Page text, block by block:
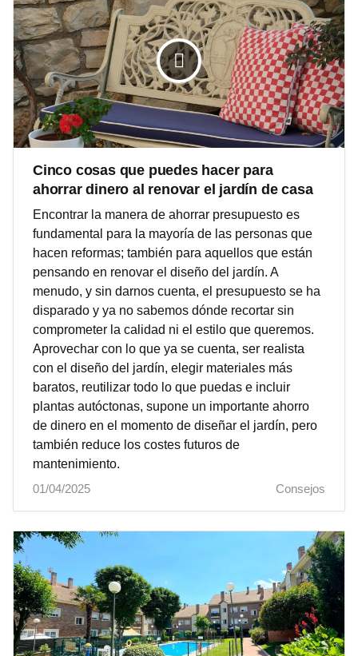
Cinco cosas que puedes hacer para
ahorrar dinero al renovar el jardín de casa
Encontrar la manera de ahorrar presupuesto es
fundamental para la mayoría de las personas que
hacen reformas; también para aquellos que están
pensando en renovar el diseño del jardín. A
menudo, y sin darnos cuenta, el presupuesto se ha
disparado y ya no sabemos dónde recortar sin
comprometer la calidad ni el estilo que queremos.
Aprovechar con lo que ya se cuenta, ser realista
con el diseño del jardín, elegir materiales más
baratos, reutilizar todo lo que puedas e incluir
plantas autóctonas, supone un importante ahorro
de dinero en el momento de diseñar el jardín, pero
también reduce los costes futuros de
mantenimiento.
01/04/2025
Consejos